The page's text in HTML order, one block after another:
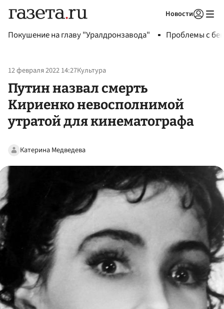
Новости
Покушение на главу "Уралдронзавода" Проблемы с
12 февраля 2022 14:27Культура
Путин назвал смерть
Кириенко невосполнимой
утратой для кинематографа
Катерина Медведева